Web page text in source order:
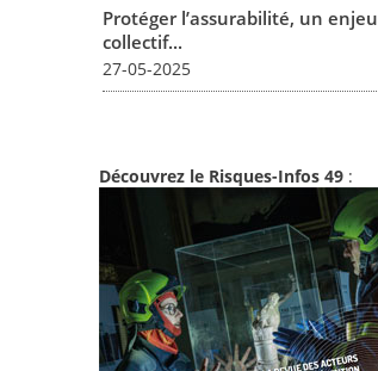
Protéger l’assurabilité, un enjeu
collectif...
27-05-2025
Découvrez le Risques-Infos 49 :